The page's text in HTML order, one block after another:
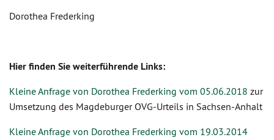
Dorothea Frederking
Hier finden Sie weiterführende Links:
Kleine Anfrage von Dorothea Frederking vom 05.06.2018 zur
Umsetzung des Magdeburger OVG-Urteils in Sachsen-Anhalt
Kleine Anfrage von Dorothea Frederking vom 19.03.2014